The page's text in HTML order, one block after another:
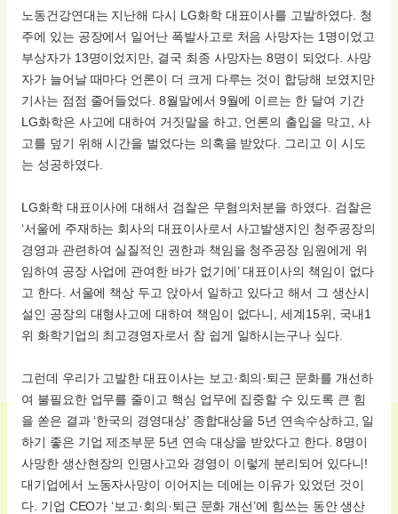
노동건강연대는 지난해 다시 LG화학 대표이사를 고발하였다. 청
주에 있는 공장에서 일어난 폭발사고로 처음 사망자는 1명이었고
부상자가 13명이었지만, 결국 최종 사망자는 8명이 되었다. 사망
자가 늘어날 때마다 언론이 더 크게 다루는 것이 합당해 보였지만
기사는 점점 줄어들었다. 8월말에서 9월에 이르는 한 달여 기간
LG화학은 사고에 대하여 거짓말을 하고, 언론의 출입을 막고, 사
고를 덮기 위해 시간을 벌었다는 의혹을 받았다. 그리고 이 시도
는 성공하였다.
LG화학 대표이사에 대해서 검찰은 무혐의처분을 하였다. 검찰은
‘서울에 주재하는 회사의 대표이사로서 사고발생지인 청주공장의
경영과 관련하여 실질적인 권한과 책임을 청주공장 임원에게 위
임하여 공장 사업에 관여한 바가 없기에’ 대표이사의 책임이 없다
고 한다. 서울에 책상 두고 앉아서 일하고 있다고 해서 그 생산시
설인 공장의 대형사고에 대하여 책임이 없다니, 세계15위, 국내1
위 화학기업의 최고경영자로서 참 쉽게 일하시는구나 싶다.
그런데 우리가 고발한 대표이사는 보고·회의·퇴근 문화를 개선하
여 불필요한 업무를 줄이고 핵심 업무에 집중할 수 있도록 큰 힘
을 쏟은 결과 ‘한국의 경영대상’ 종합대상을 5년 연속수상하고, 일
하기 좋은 기업 제조부문 5년 연속 대상을 받았다고 한다. 8명이
사망한 생산현장의 인명사고와 경영이 이렇게 분리되어 있다니!
대기업에서 노동자사망이 이어지는 데에는 이유가 있었던 것이
다. 기업 CEO가 ‘보고·회의·퇴근 문화 개선’에 힘쓰는 동안 생산